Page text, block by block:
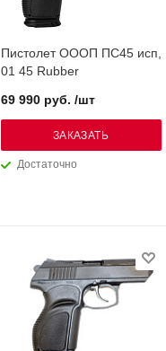
Пистолет ОООП ПС45 исп,
01 45 Rubber
Достаточно
69 990 руб. /шт
ЗАКАЗАТЬ